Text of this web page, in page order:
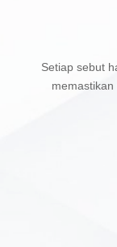
Setiap sebut